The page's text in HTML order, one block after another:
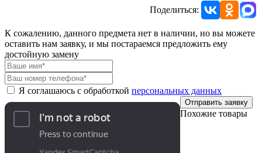
Поделиться:
К сожалению, данного предмета нет в наличии, но вы можете
оставить нам заявку, и мы постараемся предложить ему
достойную замену
Я соглашаюсь с обработкой персональных данных
Отправить заявку
Похожие товары